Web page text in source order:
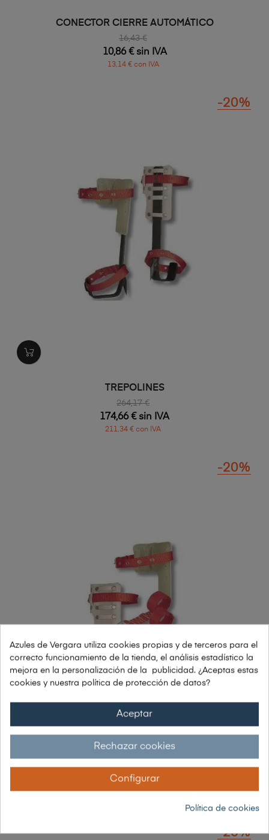
CONECTOR CIERRE AUTOMÁTICO
16,43 €
10,86 € sin IVA
13,14 € con IVA
TREPOLINES
264,17 €
-20%
174,66 € sin IVA
211,34 € con IVA
CORREAS PARA TREPOLIN
93,39 €
-20%
61,75 € sin IVA
-20%
Azules de Vergara utiliza cookies propias y de terceros para el
correcto funcionamiento de la tienda, el análisis estadístico la
mejora en la personalización de la publicidad. ¿Aceptas estas
cookies y nuestra política de protección de datos?
Aceptar
Rechazar cookies
Configurar
Política de cookies